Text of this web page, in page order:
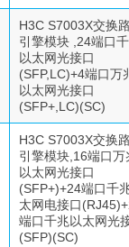
H3C S7003X交换
引擎模块 ,24端口
以太网光接口
(SFP,LC)+4端口万
以太网光接口
(SFP+,LC)(SC)
H3C S7003X交换
引擎模块,16端口万
以太网光接口
(SFP+)+24端口千
太网电接口
端口千兆以太网光
(SFP)(SC)